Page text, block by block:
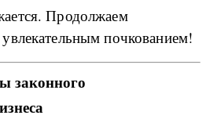
Продолжаем
почкованием!